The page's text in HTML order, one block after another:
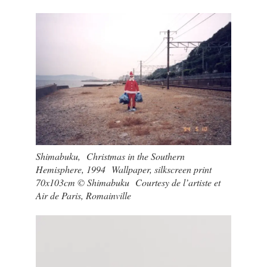
Shimabuku, Christmas in the Southern
Hemisphere, 1994 Wallpaper, silkscreen print
70x103cm © Shimabuku Courtesy de l’artiste et
Air de Paris, Romainville